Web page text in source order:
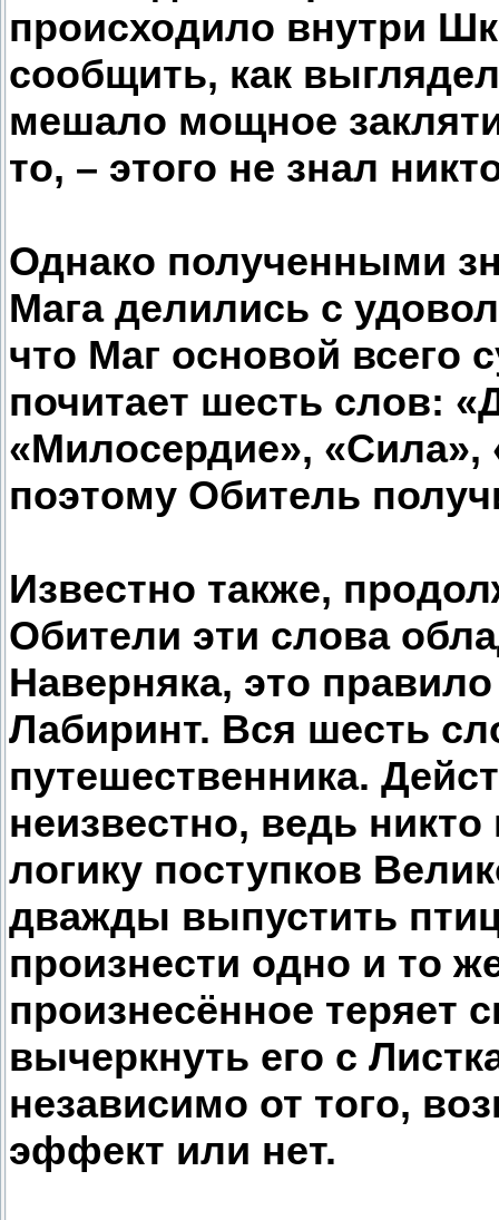
происходило внутри
сообщить, как
мешало мощное
то, – этого не знал
Однако полученными
Мага делились с
что Маг основой всего
почитает шесть слов:
«Милосердие», «Сила»,
поэтому Обитель
Известно также,
Обители эти слова
Наверняка, это
Лабиринт. Вся шесть
путешественника.
неизвестно, ведь
логику поступков
дважды выпустить
произнести одно и то
произнесённое теряет
вычеркнуть его с
независимо от того,
эффект или нет.